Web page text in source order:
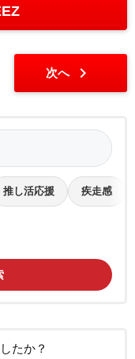
次へ chevron_right
推し活応援 疾走感
たか？